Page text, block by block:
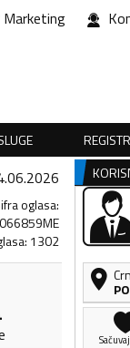
Marketing
oglasa:
: 1302